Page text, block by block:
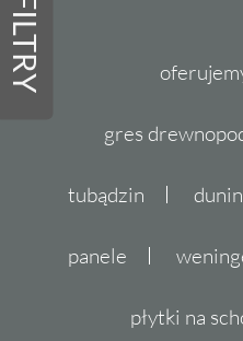
FILTRY
gres
tubądzin dunin
panele
płytki na